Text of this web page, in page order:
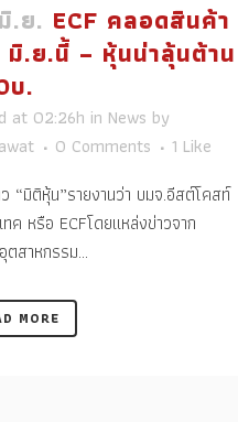
.ย. ECF คลอดสินค้า
มิ.ย.นี้ – หุ้นน่าลุ้นต้าน
บ.
at 02:26h in News by
0 Comments 1 Like
“มิติหุ้น”รายงานว่า บมจ.อีสต์โคสท์
ทค หรือ ECFโดยแหล่งข่าวจาก
ตสาหกรรม...
MORE